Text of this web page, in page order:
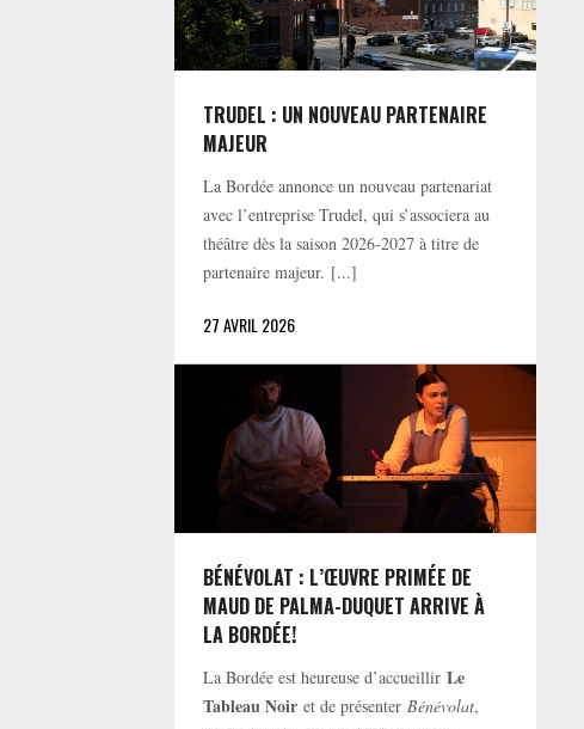
TRUDEL : UN NOUVEAU PARTENAIRE
MAJEUR
La Bordée annonce un nouveau partenariat
avec l’entreprise Trudel, qui s’associera au
théâtre dès la saison 2026-2027 à titre de
partenaire majeur. [...]
27 AVRIL 2026
BÉNÉVOLAT : L’ŒUVRE PRIMÉE DE
MAUD DE PALMA-DUQUET ARRIVE À
LA BORDÉE!
La Bordée est heureuse d’accueillirLe
Tableau Noir et de présenterBénévolat,